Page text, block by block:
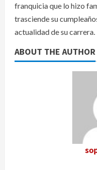
franquicia que lo hizo
trasciende su
actualidad de su carrera.
ABOUT THE AUTHOR